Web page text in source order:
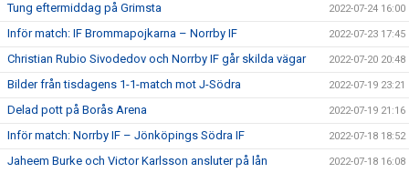
Tung eftermiddag på Grimsta 2022-07-24 16:00
Inför match: IF Brommapojkarna – Norrby IF 2022-07-23 17:45
Christian Rubio Sivodedov och Norrby IF går skilda vägar 2022-07-20 20:48
Bilder från tisdagens 1-1-match mot J-Södra 2022-07-19 23:21
Delad pott på Borås Arena 2022-07-19 21:16
Inför match: Norrby IF – Jönköpings Södra IF 2022-07-18 18:52
Jaheem Burke och Victor Karlsson ansluter på lån 2022-07-18 16:08